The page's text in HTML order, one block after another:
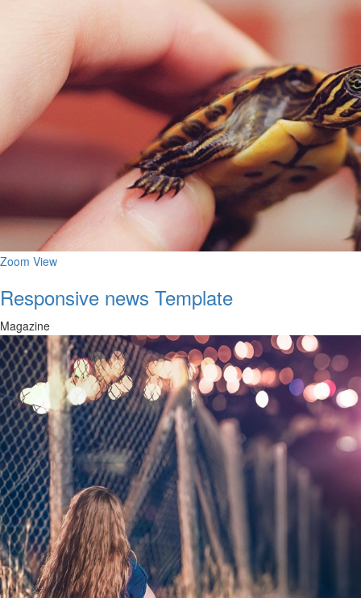
Zoom View
Responsive news Template
Magazine